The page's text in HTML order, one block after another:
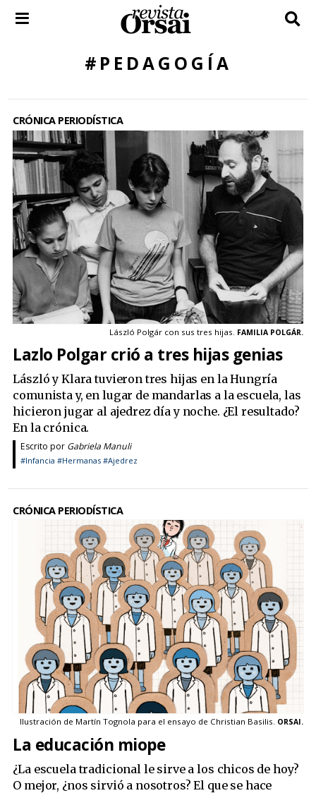
#PEDAGOGÍA
CRÓNICA PERIODÍSTICA
László Polgár con sus tres hijas. FAMILIA POLGÁR.
Lazlo Polgar crió a tres hijas genias
László y Klara tuvieron tres hijas en la Hungría
comunista y, en lugar de mandarlas a la escuela, las
hicieron jugar al ajedrez día y noche. ¿El resultado?
En la crónica.
Escrito por Gabriela Manuli
#Infancia #Hermanas #Ajedrez
CRÓNICA PERIODÍSTICA
Ilustración de Martín Tognola para el ensayo de Christian Basilis. ORSAI.
La educación miope
¿La escuela tradicional le sirve a los chicos de hoy?
O mejor, ¿nos sirvió a nosotros? El que se hace